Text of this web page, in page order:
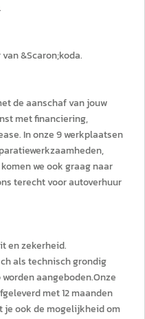
&Scaron;koda.
de aanschaf van jouw
met financiering,
In onze 9 werkplaatsen
we ook graag naar
terecht voor autoverhuur
en zekerheid.
als technisch grondig
aangeboden.Onze
met 12 maanden
je ook de mogelijkheid om